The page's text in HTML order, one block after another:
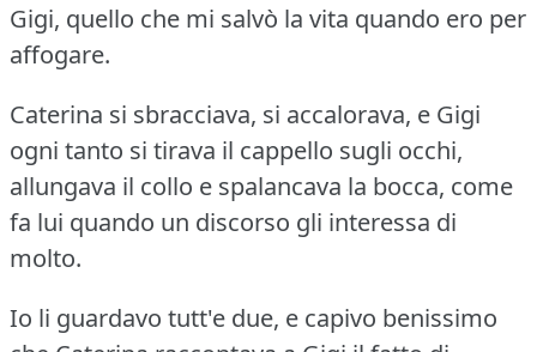
Gigi, quello che mi salvò la vita quando ero per
affogare.
Caterina si sbracciava, si accalorava, e Gigi
ogni tanto si tirava il cappello sugli occhi,
allungava il collo e spalancava la bocca, come
fa lui quando un discorso gli interessa di
molto.
Io li guardavo tutt'e due, e capivo benissimo